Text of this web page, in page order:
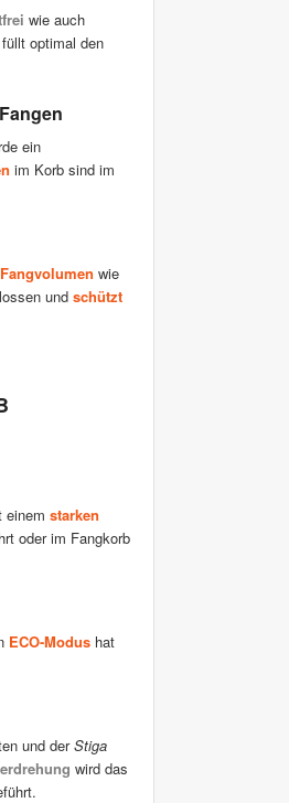
wie auch
optimal den
ein
im Korb sind im
wie
und schützt
einem starken
oder im Fangkorb
ECO-Modus hat
und derStiga
wird das